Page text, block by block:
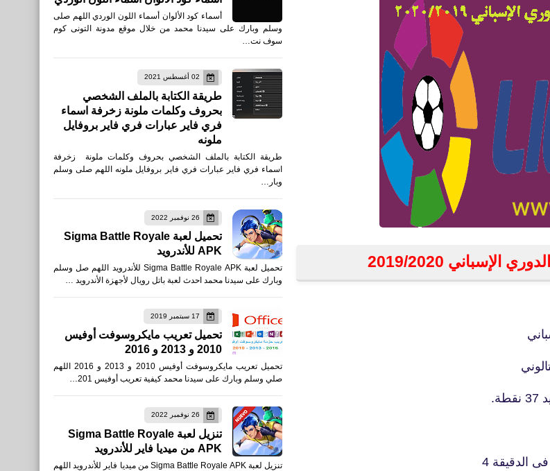
2019/2020
الدقيقة 4
أسماء كود الألوان أسماء اللون الوردي اللهم صلى
وسلم وبارك على سيدنا محمد من خلال موقع مدونة التونى كوم
سوف نت…
02 أغسطس 2021
طريقة الكتابة بالملف الشخصي
بحروف وكلمات ملونة زخرفة اسماء
فري فاير عبارات فري فاير بروفايل
ملونه
طريقة الكتابة بالملف الشخصي بحروف وكلمات ملونة زخرفة
اسماء فري فاير عبارات فري فاير بروفايل ملونه اللهم صلى وسلم
وبار…
26 نوفمبر 2022
تحميل لعبة Sigma Battle Royale
APK للأندرويد
تحميل لعبة Sigma Battle Royale APK للأندرويد اللهم صل وسلم
وبارك على سيدنا محمد احدث لعبة باتل رويال لأجهزة الأندرويد …
17 سبتمبر 2019
تحميل تعريب مايكروسوفت أوفيس
2010 و 2013 و 2016
تحميل تعريب مايكروسوفت أوفيس 2010 و 2013 و 2016 اللهم
صلي وسلم وبارك على سيدنا محمد كيفية تعريب أوفيس 201…
26 نوفمبر 2022
تنزيل لعبة Sigma Battle Royale
APK من ميديا فاير للأندرويد
تنزيل لعبة Sigma Battle Royale APK من ميديا فاير للأندرويد اللهم
رياضة
نتائج مباريات الجولة السابعة
من الدوري الإنجليزي
2019/2020